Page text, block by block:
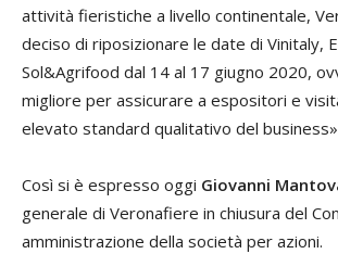
attività fieristiche a livello continentale,
deciso di riposizionare le date di Vinitaly,
Sol&Agrifood dal 14 al 17 giugno 2020,
migliore per assicurare a espositori e
elevato standard qualitativo del
Così si è espresso oggi Giovanni
generale di Veronafiere in chiusura del
amministrazione della società per azioni.